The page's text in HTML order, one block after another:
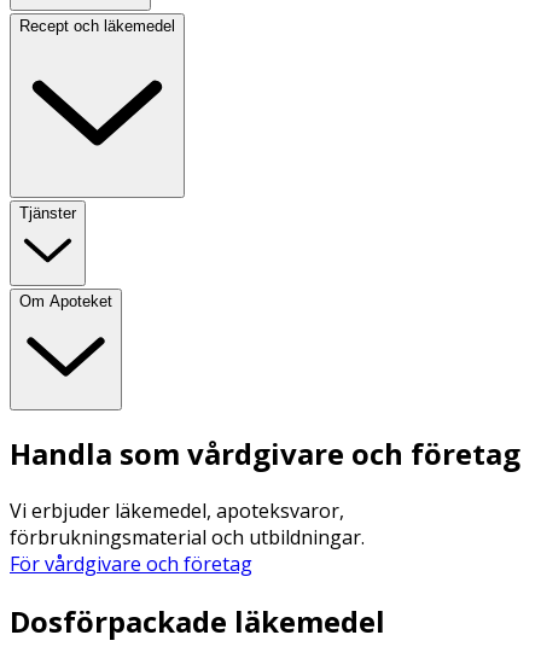
Recept och läkemedel
Tjänster
Om Apoteket
Handla som vårdgivare och företag
Vi erbjuder läkemedel, apoteksvaror,
förbrukningsmaterial och utbildningar.
För vårdgivare och företag
Dosförpackade läkemedel